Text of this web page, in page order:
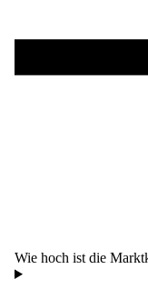
Wie hoch ist die